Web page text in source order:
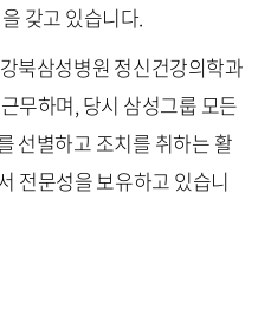
갖고 있습니다.
북삼성병원 정신건강의학과
무하며, 당시 삼성그룹 모든
선별하고 조치를 취하는 활
전문성을 보유하고 있습니